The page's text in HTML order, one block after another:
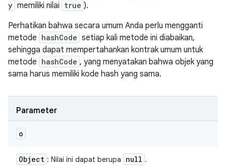
y memiliki nilai true ).
Perhatikan bahwa secara umum Anda perlu mengganti
metode hashCode setiap kali metode ini diabaikan,
sehingga dapat mempertahankan kontrak umum untuk
metode hashCode , yang menyatakan bahwa objek yang
sama harus memiliki kode hash yang sama.
Parameter
o
Object : Nilai ini dapat berupa null .